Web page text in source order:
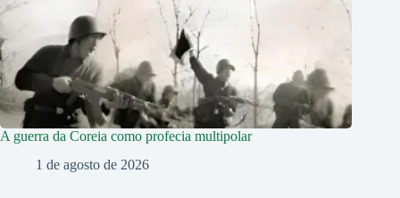
A guerra da Coreia como profecia multipolar
1 de agosto de 2026